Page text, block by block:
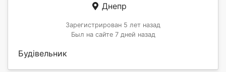
Днепр
Зарегистрирован 5 лет назад
Был на сайте 7 дней назад
Будівельник